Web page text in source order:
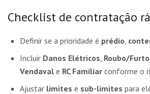
Checklist de contratação
Definir se a prioridade é prédio
Incluir Danos Elétricos Roubo/
Vendaval e RC Familiar conforme o
Ajustar limites e sub-limites para